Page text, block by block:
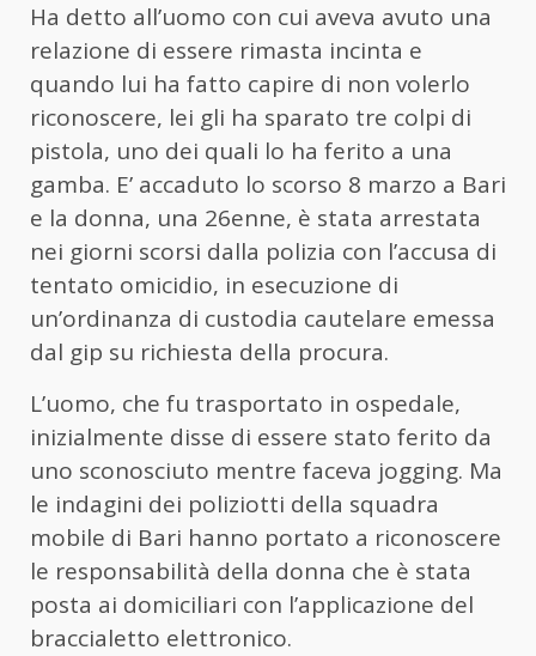
Ha detto all’uomo con cui aveva avuto una
relazione di essere rimasta incinta e
quando lui ha fatto capire di non volerlo
riconoscere, lei gli ha sparato tre colpi di
pistola, uno dei quali lo ha ferito a una
gamba. E’ accaduto lo scorso 8 marzo a Bari
e la donna, una 26enne, è stata arrestata
nei giorni scorsi dalla polizia con l’accusa di
tentato omicidio, in esecuzione di
un’ordinanza di custodia cautelare emessa
dal gip su richiesta della procura.
L’uomo, che fu trasportato in ospedale,
inizialmente disse di essere stato ferito da
uno sconosciuto mentre faceva jogging. Ma
le indagini dei poliziotti della squadra
mobile di Bari hanno portato a riconoscere
le responsabilità della donna che è stata
posta ai domiciliari con l’applicazione del
braccialetto elettronico.